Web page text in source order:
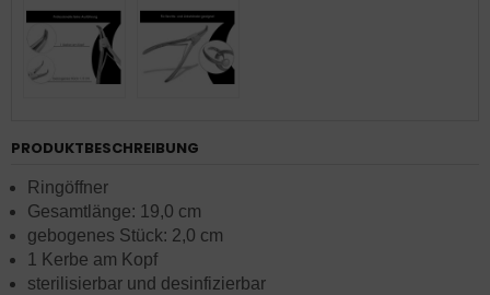
PRODUKTBESCHREIBUNG
Ringöffner
Gesamtlänge: 19,0 cm
gebogenes Stück: 2,0 cm
1 Kerbe am Kopf
sterilisierbar und desinfizierbar